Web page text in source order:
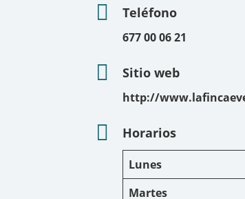
Teléfono
677 00 06 21
Sitio web
http://
Horarios
Lunes
Martes